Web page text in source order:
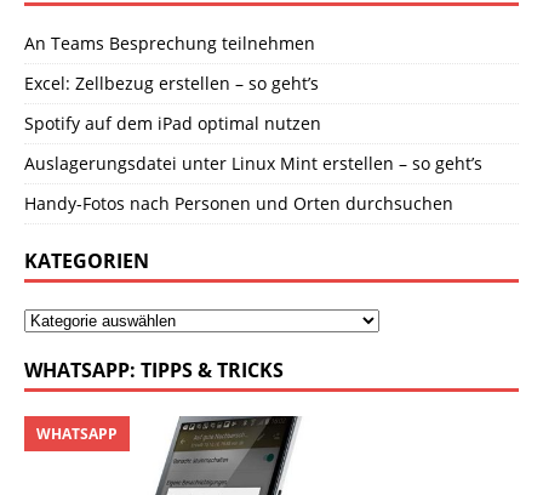
An Teams Besprechung teilnehmen
Excel: Zellbezug erstellen – so geht’s
Spotify auf dem iPad optimal nutzen
Auslagerungsdatei unter Linux Mint erstellen – so geht’s
Handy-Fotos nach Personen und Orten durchsuchen
KATEGORIEN
WHATSAPP: TIPPS & TRICKS
WHATSAPP